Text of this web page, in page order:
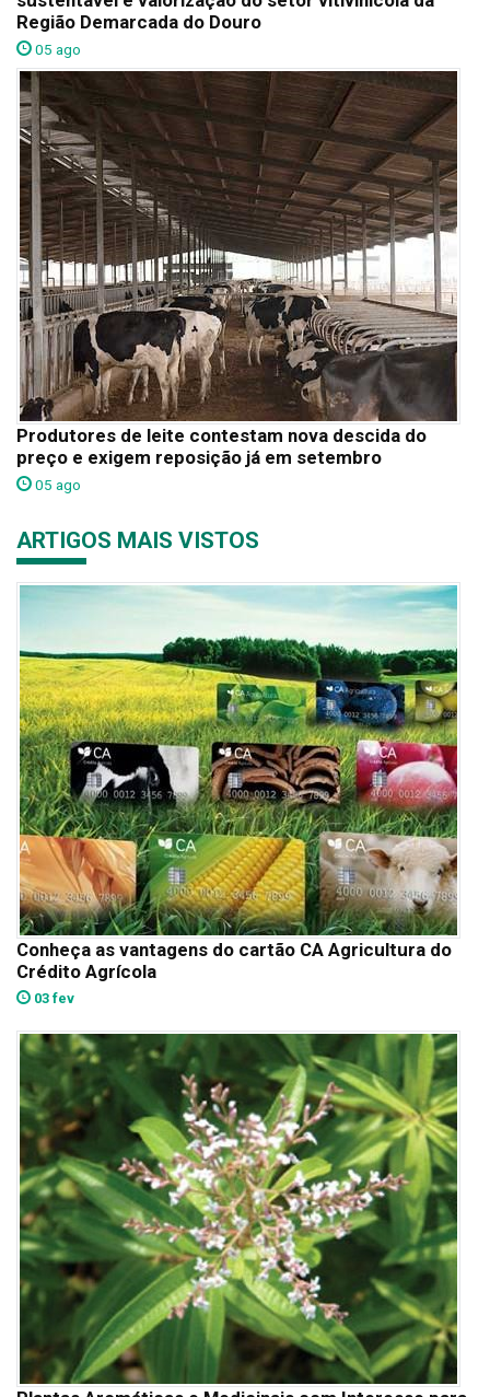
Região Demarcada do Douro
05 ago
Produtores de leite contestam nova descida do
preço e exigem reposição já em setembro
05 ago
ARTIGOS MAIS VISTOS
Conheça as vantagens do cartão CA Agricultura do
Crédito Agrícola
03 fev